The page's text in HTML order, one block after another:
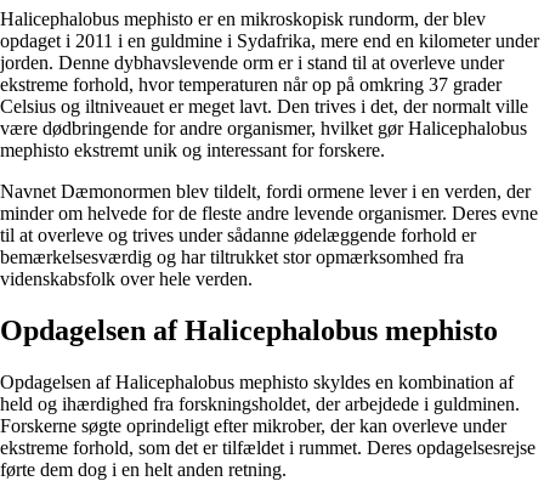
Halicephalobus mephisto er en mikroskopisk rundorm, der blev
opdaget i 2011 i en guldmine i Sydafrika, mere end en kilometer under
jorden. Denne dybhavslevende orm er i stand til at overleve under
ekstreme forhold, hvor temperaturen når op på omkring 37 grader
Celsius og iltniveauet er meget lavt. Den trives i det, der normalt ville
være dødbringende for andre organismer, hvilket gør Halicephalobus
mephisto ekstremt unik og interessant for forskere.
Navnet Dæmonormen blev tildelt, fordi ormene lever i en verden, der
minder om helvede for de fleste andre levende organismer. Deres evne
til at overleve og trives under sådanne ødelæggende forhold er
bemærkelsesværdig og har tiltrukket stor opmærksomhed fra
videnskabsfolk over hele verden.
Opdagelsen af Halicephalobus mephisto
Opdagelsen af Halicephalobus mephisto skyldes en kombination af
held og ihærdighed fra forskningsholdet, der arbejdede i guldminen.
Forskerne søgte oprindeligt efter mikrober, der kan overleve under
ekstreme forhold, som det er tilfældet i rummet. Deres opdagelsesrejse
førte dem dog i en helt anden retning.